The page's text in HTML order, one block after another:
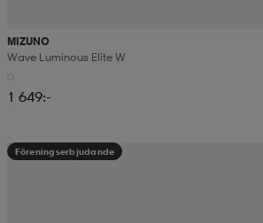
MIZUNO
Wave Luminous Elite W
1 649:-
Föreningserbjudande